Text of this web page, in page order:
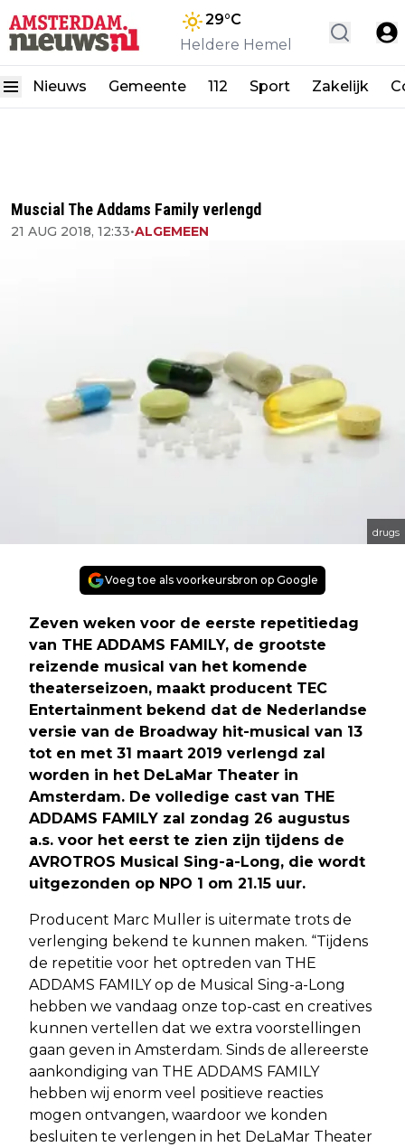
29°C
Heldere Hemel
Nieuws Gemeente 112 Sport Zakelijk
Muscial The Addams Family verlengd
21 AUG 2018, 12:33•ALGEMEEN
drugs
Voeg toe als voorkeursbron op Google
Zeven weken voor de eerste repetitiedag
van THE ADDAMS FAMILY, de grootste
reizende musical van het komende
theaterseizoen, maakt producent TEC
Entertainment bekend dat de Nederlandse
versie van de Broadway hit-musical van 13
tot en met 31 maart 2019 verlengd zal
worden in het DeLaMar Theater in
Amsterdam. De volledige cast van THE
ADDAMS FAMILY zal zondag 26 augustus
a.s. voor het eerst te zien zijn tijdens de
AVROTROS Musical Sing-a-Long, die wordt
uitgezonden op NPO 1 om 21.15 uur.
Producent Marc Muller is uitermate trots de
verlenging bekend te kunnen maken. “Tijdens
de repetitie voor het optreden van THE
ADDAMS FAMILY op de Musical Sing-a-Long
hebben we vandaag onze top-cast en creatives
kunnen vertellen dat we extra voorstellingen
gaan geven in Amsterdam. Sinds de allereerste
aankondiging van THE ADDAMS FAMILY
hebben wij enorm veel positieve reacties
mogen ontvangen, waardoor we konden
besluiten te verlengen in het DeLaMar Theater